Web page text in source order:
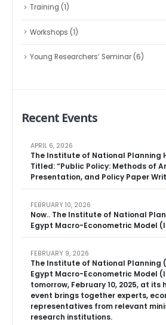
Training (1)
Workshops (1)
Young Researchers’ Seminar(6)
Recent Events
The Institute of National Planning
Titled: “Public Policy: Methods of
Presentation, and Policy Paper
APRIL 6, 2026
Now.. The Institute of National
Egypt Macro-Econometric Model
FEBRUARY 10, 2026
The Institute of National Planning
Egypt Macro-Econometric Model
tomorrow, February 10, 2025, at
event brings together experts,
representatives from relevant
research institutions.
FEBRUARY 9, 2026